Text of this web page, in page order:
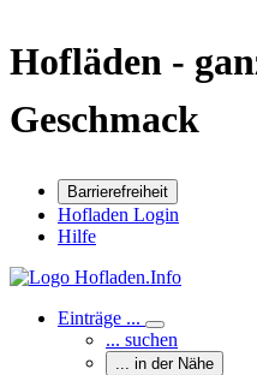
Hofläden -
Geschmack
Barrierefreiheit
Hofladen Login
Hilfe
Einträge ...
... suchen
... in der Nähe